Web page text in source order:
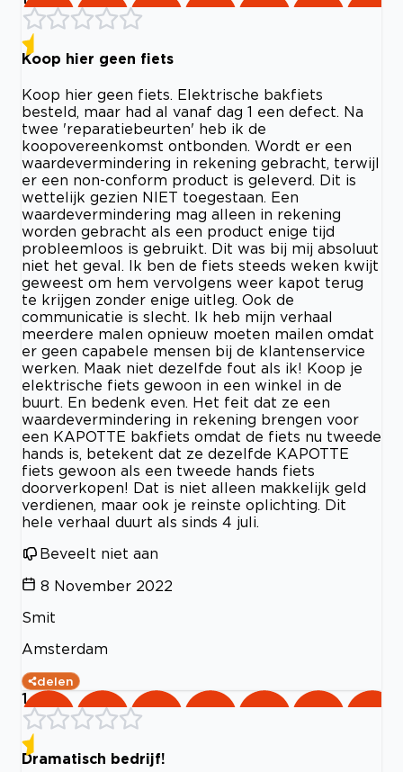
Koop hier geen fiets
Koop hier geen fiets. Elektrische bakfiets
besteld, maar had al vanaf dag 1 een defect. Na
twee 'reparatiebeurten' heb ik de
koopovereenkomst ontbonden. Wordt er een
waardevermindering in rekening gebracht, terwijl
er een non-conform product is geleverd. Dit is
wettelijk gezien NIET toegestaan. Een
waardevermindering mag alleen in rekening
worden gebracht als een product enige tijd
probleemloos is gebruikt. Dit was bij mij absoluut
niet het geval. Ik ben de fiets steeds weken kwijt
geweest om hem vervolgens weer kapot terug
te krijgen zonder enige uitleg. Ook de
communicatie is slecht. Ik heb mijn verhaal
meerdere malen opnieuw moeten mailen omdat
er geen capabele mensen bij de klantenservice
werken. Maak niet dezelfde fout als ik! Koop je
elektrische fiets gewoon in een winkel in de
buurt. En bedenk even. Het feit dat ze een
waardevermindering in rekening brengen voor
een KAPOTTE bakfiets omdat de fiets nu tweede
hands is, betekent dat ze dezelfde KAPOTTE
fiets gewoon als een tweede hands fiets
doorverkopen! Dat is niet alleen makkelijk geld
verdienen, maar ook je reinste oplichting. Dit
hele verhaal duurt als sinds 4 juli.
Beveelt niet aan
8 November 2022
Smit
Amsterdam
delen
1
Dramatisch bedrijf!